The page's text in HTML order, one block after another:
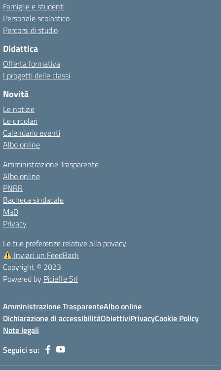
Famiglie e studenti
Personale scolastico
Percorsi di studio
Didattica
Offerta formativa
I progetti delle classi
Novità
Le notizie
Le circolari
Calendario eventi
Albo online
Amministrazione Trasparente
Albo online
PNRR
Bacheca sindacale
MaD
Privacy
Le tue preferenze relative alla privacy
Inviaci un FeedBack
Copyright © 2023
Powered by Picieffe Srl
Amministrazione TrasparenteAlbo online
Dichiarazione di accessibilitàObiettiviPrivacyCookie Policy
Note legali
Seguici su: